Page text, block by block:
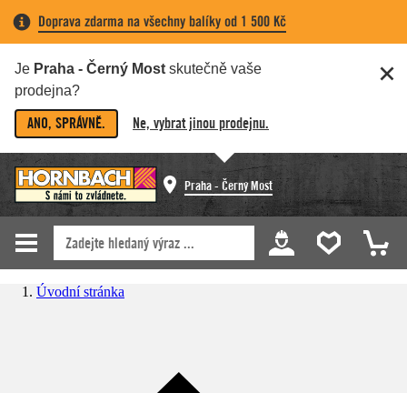
Doprava zdarma na všechny balíky od 1 500 Kč
Je Praha - Černý Most skutečně vaše
prodejna?
ANO, SPRÁVNĚ. Ne, vybrat jinou prodejnu.
Praha - Černý Most
Úvodní stránka